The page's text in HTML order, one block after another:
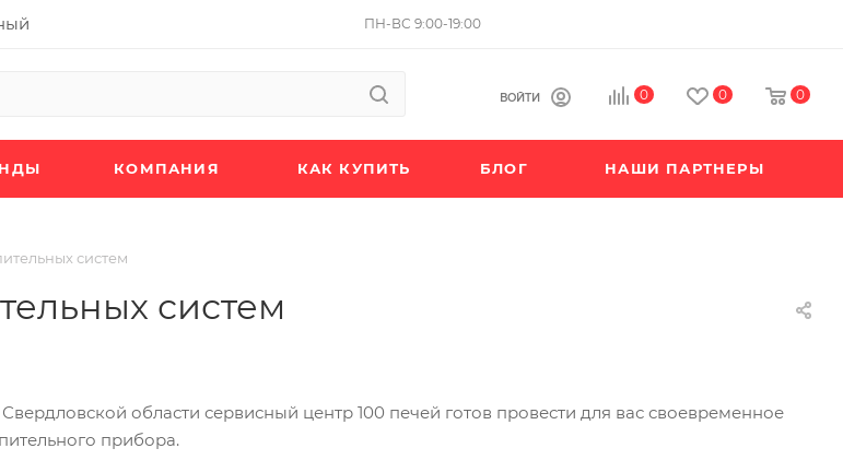
ПН-ВС 9:00-19:00
ВОЙТИ 0 0 0
КОМПАНИЯ КАК КУПИТЬ БЛОГ НАШИ ПАРТНЕРЫ
систем
систем
области сервисный центр 100 печей готов провести для вас своевременное
прибора.